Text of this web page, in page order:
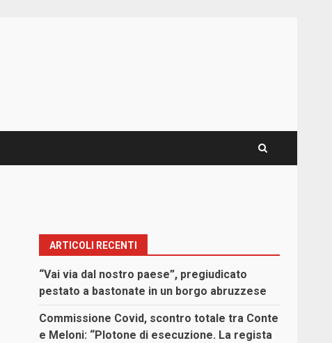
ARTICOLI RECENTI
“Vai via dal nostro paese”, pregiudicato
pestato a bastonate in un borgo abruzzese
Commissione Covid, scontro totale tra Conte
e Meloni: “Plotone di esecuzione. La regista